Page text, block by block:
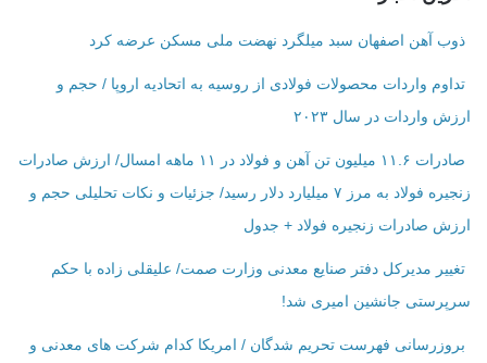
ذوب آهن اصفهان سبد میلگرد نهضت ملی مسکن عرضه کرد
تداوم واردات محصولات فولادی از روسیه به اتحادیه اروپا / حجم و
ارزش واردات در سال ۲۰۲۳
صادرات ۱۱.۶ میلیون تن آهن و فولاد در ۱۱ ماهه امسال/ ارزش صادرات
زنجیره فولاد به مرز ۷ میلیارد دلار رسید/ جزئیات و نکات تحلیلی حجم و
ارزش صادرات زنجیره فولاد + جدول
تغییر مدیرکل دفتر صنایع معدنی وزارت صمت/ علیقلی زاده با حکم
سرپرستی جانشین امیری شد!
بروزرسانی فهرست تحریم شدگان / امریکا کدام شرکت ‌های معدنی و